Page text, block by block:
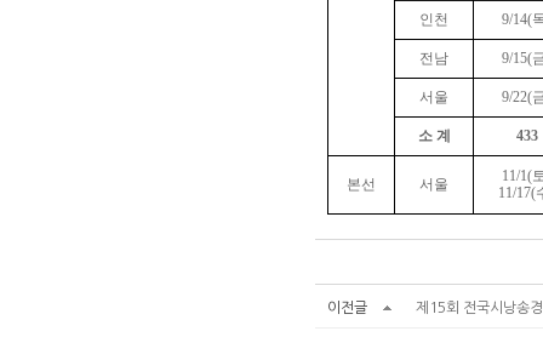
인천 9/14(
전남 9/15(
서울 9/22(
소 계 433
본선 서울
11/1(
11/17(
이전글 제15회 전국시낭송